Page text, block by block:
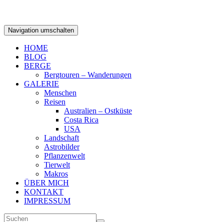
Navigation umschalten
HOME
BLOG
BERGE
Bergtouren – Wanderungen
GALERIE
Menschen
Reisen
Australien – Ostküste
Costa Rica
USA
Landschaft
Astrobilder
Pflanzenwelt
Tierwelt
Makros
ÜBER MICH
KONTAKT
IMPRESSUM